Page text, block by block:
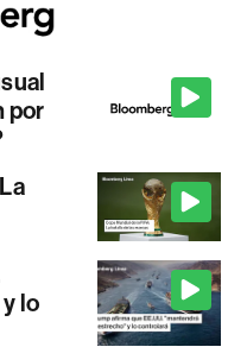
por
lo